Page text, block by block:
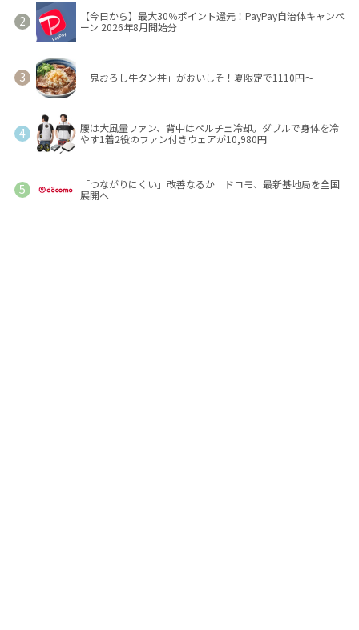
【今日から】最大30％ポイント還元！PayPay自治体キャンペ
ーン 2026年8月開始分
「鬼おろし牛タン丼」がおいしそ！夏限定で1110円～
腰は大風量ファン、背中はペルチェ冷却。ダブルで身体を冷
やす1着2役のファン付きウェアが10,980円
「つながりにくい」改善なるか ドコモ、最新基地局を全国
展開へ